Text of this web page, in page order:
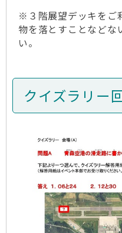
※３階展望デッキをご
物を落とすことなどな
い。
クイズラリー